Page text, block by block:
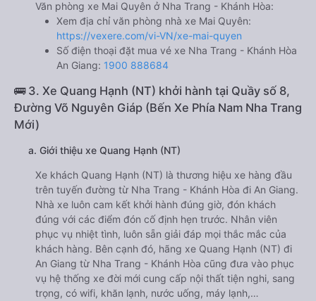
Văn phòng xe Mai Quyên ở Nha Trang - Khánh Hòa:
Xem địa chỉ văn phòng nhà xe Mai Quyên:
https://vexere.com/vi-VN/xe-mai-quyen
Số điện thoại đặt mua vé xe Nha Trang - Khánh Hòa
An Giang: 1900 888684
🚌 3. Xe Quang Hạnh (NT) khởi hành tại Quầy số 8,
Đường Võ Nguyên Giáp (Bến Xe Phía Nam Nha Trang
Mới)
a. Giới thiệu xe Quang Hạnh (NT)
Xe khách Quang Hạnh (NT) là thương hiệu xe hàng đầu
trên tuyến đường từ Nha Trang - Khánh Hòa đi An Giang.
Nhà xe luôn cam kết khởi hành đúng giờ, đón khách
đúng với các điểm đón cố định hẹn trước. Nhân viên
phục vụ nhiệt tình, luôn sẵn giải đáp mọi thắc mắc của
khách hàng. Bên cạnh đó, hãng xe Quang Hạnh (NT) đi
An Giang từ Nha Trang - Khánh Hòa cũng đưa vào phục
vụ hệ thống xe đời mới cung cấp nội thất tiện nghi, sang
trọng, có wifi, khăn lạnh, nước uống, máy lạnh,…